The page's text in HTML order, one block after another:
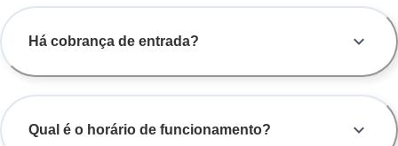
Há cobrança de entrada?
Qual é o horário de funcionamento?